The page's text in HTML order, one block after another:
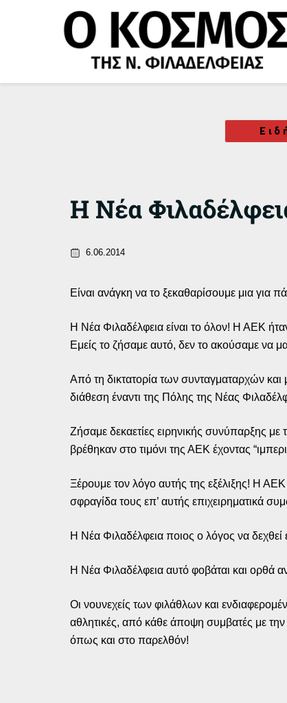
Η Νέα
6.06.2014
Είναι ανάγκη να το ξεκαθαρίσουμε μια για
Η Νέα Φιλαδέλφεια είναι το όλον! Η ΑΕΚ
Εμείς το ζήσαμε αυτό, δεν το ακούσαμε να
Από τη δικτατορία των συνταγματαρχών και
διάθεση έναντι της Πόλης της Νέας
Ζήσαμε δεκαετίες ειρηνικής συνύπαρξης
βρέθηκαν στο τιμόνι της ΑΕΚ έχοντας
Ξέρουμε τον λόγο αυτής της εξέλιξης! Η
σφραγίδα τους επ’ αυτής επιχειρηματικά
Η Νέα Φιλαδέλφεια ποιος ο λόγος να δεχθεί
Η Νέα Φιλαδέλφεια αυτό φοβάται και ορθά
Οι νουνεχείς των φιλάθλων και
αθλητικές, από κάθε άποψη συμβατές με
όπως και στο παρελθόν!